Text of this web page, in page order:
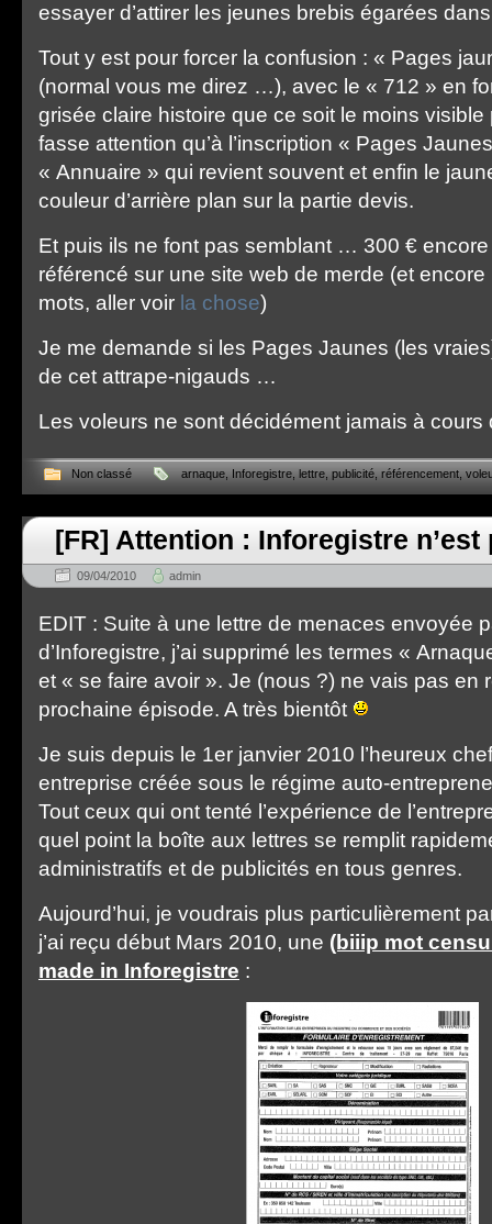
essayer d’attirer les jeunes brebis égarées
Tout y est pour forcer la confusion : « Pages
(normal vous me direz …), avec le « 712 » en
grisée claire histoire que ce soit le moins visible
fasse attention qu’à l’inscription « Pages
« Annuaire » qui revient souvent et enfin le
couleur d’arrière plan sur la partie devis.
Et puis ils ne font pas semblant … 300 €
référencé sur une site web de merde (et
mots, aller voir la chose)
Je me demande si les Pages Jaunes (les
de cet attrape-nigauds …
Les voleurs ne sont décidément jamais à cours
Non classé arnaque Inforegistre lettre publicité référencement
[FR] Attention : Inforegistre
09/04/2010 admin
EDIT : Suite à une lettre de menaces envoyée
d’Inforegistre, j’ai supprimé les termes «
et « se faire avoir ». Je (nous ?) ne vais pas en
prochaine épisode. A très bientôt
Je suis depuis le 1er janvier 2010 l’heureux
entreprise créée sous le régime auto-
Tout ceux qui ont tenté l’expérience de
quel point la boîte aux lettres se remplit
administratifs et de publicités en tous genres.
Aujourd’hui, je voudrais plus particulièrement
j’ai reçu début Mars 2010, une (biiip mot
made in Inforegistre :